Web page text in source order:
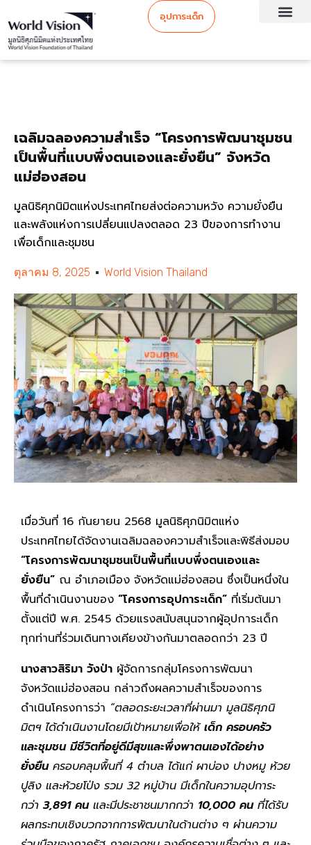
อุปการะเด็ก
เฉลิมฉลองความสำเร็จ “โครงการพัฒนาชุมชน
เป็นพื้นที่แบบพึ่งตนเองและยั่งยืน” จังหวัด
แม่ฮ่องสอน
มูลนิธิศุภนิมิตแห่งประเทศไทยส่งต่อความหวัง ความยั่งยืน
และพลังแห่งการเปลี่ยนแปลงตลอด 23 ปีของการทำงาน
เพื่อเด็กและชุมชน
ตุลาคม 8, 2025 World Vision Thailand
เมื่อวันที่ 16 กันยายน 2568 มูลนิธิศุภนิมิตแห่ง
ประเทศไทยได้จัดงานเฉลิมฉลองความสำเร็จและพิธีส่งมอบ
“โครงการพัฒนาชุมชนเป็นพื้นที่แบบพึ่งตนเองและ
ยั่งยืน” ณ อำเภอเมือง จังหวัดแม่ฮ่องสอน ซึ่งเป็นหนึ่งใน
พื้นที่ดำเนินงานของ “โครงการอุปการะเด็ก” ที่เริ่มต้นมา
ตั้งแต่ปี พ.ศ. 2545 ด้วยแรงสนับสนุนจากผู้อุปการะเด็ก
ทุกท่านที่ร่วมเดินทางเคียงข้างกันมาตลอดกว่า 23 ปี
นางสาวสิริมา วังป่า ผู้จัดการกลุ่มโครงการพัฒนา
จังหวัดแม่ฮ่องสอน กล่าวถึงผลความสำเร็จของการ
ดำเนินโครงการว่า “ตลอดระยะเวลาที่ผ่านมา มูลนิธิศุภนิ
มิตฯ ได้ดำเนินงานโดยมีเป้าหมายเพื่อให้เด็ก ครอบครัว
และชุมชน มีชีวิตที่อยู่ดีมีสุขและพึ่งพาตนเองได้อย่าง
ยั่งยืนครอบคลุมพื้นที่ 4 ตำบล ได้แก่ ผาบ่อง ปางหมู ห้วย
ปูลิง และห้วยโป่ง รวม 32 หมู่บ้าน มีเด็กในความอุปการะ
กว่า 3,891 คนและมีประชาชนมากกว่า 10,000 คนที่ได้รับ
ผลกระทบเชิงบวกจากการพัฒนาในด้านต่าง ๆ ผ่านความ